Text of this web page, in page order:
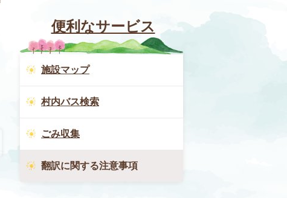
便利なサービス
施設マップ
村内バス検索
ごみ収集
翻訳に関する注意事項